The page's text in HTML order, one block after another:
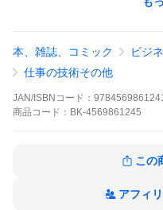
本、雑誌、コミック ビジ
仕事の技術その他
JAN/ISBNコード：
商品 コード： BK-4569861245
この
アフィ